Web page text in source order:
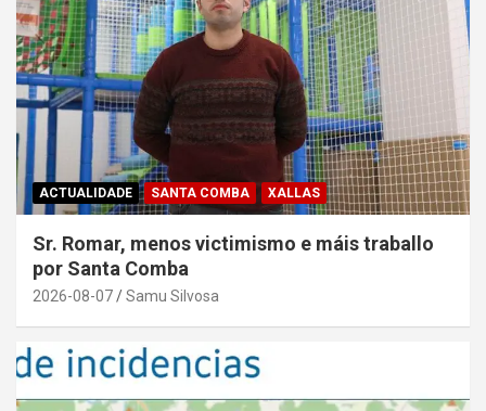
ACTUALIDADE SANTA COMBA XALLAS
Sr. Romar, menos victimismo e máis traballo
por Santa Comba
2026-08-07 Samu Silvosa